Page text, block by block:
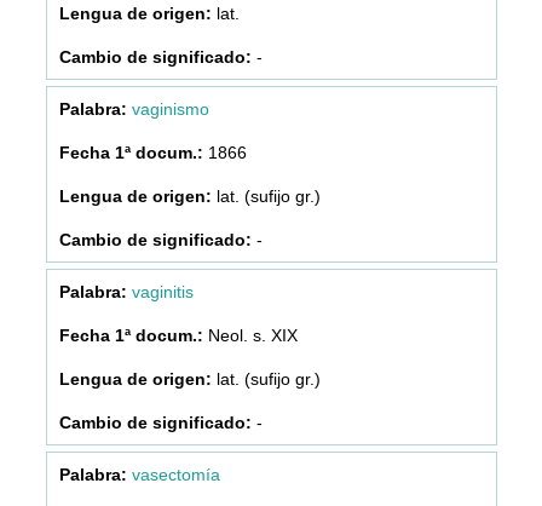
lat.
-
vaginismo
1866
lat. (sufijo gr.)
-
vaginitis
Neol. s. XIX
lat. (sufijo gr.)
-
vasectomía